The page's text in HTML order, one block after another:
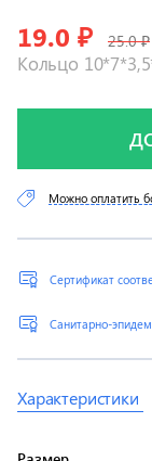
Кольцо
19.0 ₽ 25.0 ₽
Сертификат
Санитарно-
Можно оплатить
Характеристики